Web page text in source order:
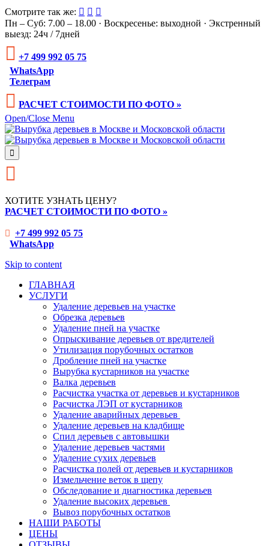
Смотрите так же:   
Пн – Суб: 7.00 – 18.00 · Воскресенье: выходной · Экстренный
выезд: 24ч / 7дней
 +7 499 992 05 75
WhatsApp
Телеграм
 РАСЧЕТ СТОИМОСТИ ПО ФОТО »
Open/Close Menu


ХОТИТЕ УЗНАТЬ ЦЕНУ?
РАСЧЕТ СТОИМОСТИ ПО ФОТО »

+7 499 992 05 75
WhatsApp
Skip to content
ГЛАВНАЯ
УСЛУГИ
Удаление деревьев на участке
Обрезка деревьев
Удаление пней на участке
Опрыскивание деревьев от вредителей
Утилизация порубочных остатков
Дробление пней на участке
Вырубка кустарников на участке
Валка деревьев
Расчистка участка от деревьев и кустарников
Расчистка ЛЭП от кустарников
Удаление аварийных деревьев
Удаление деревьев на кладбище
Спил деревьев с автовышки
Удаление деревьев частями
Удаление сухих деревьев
Расчистка полей от деревьев и кустарников
Измельчение веток в щепу
Обследование и диагностика деревьев
Удаление высоких деревьев
Вывоз порубочных остатков
НАШИ РАБОТЫ
ЦЕНЫ